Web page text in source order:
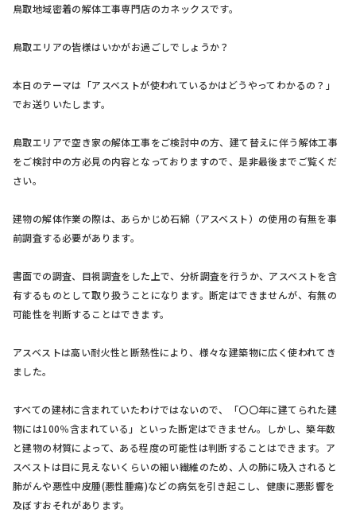
鳥取地域密着の解体工事専門店のカネックスです。
鳥取エリアの皆様はいかがお過ごしでしょうか？
本日のテーマは「アスベストが使われているかはどうやってわかるの？」
でお送りいたします。
鳥取エリアで空き家の解体工事をご検討中の方、建て替えに伴う解体工事
をご検討中の方必見の内容となっておりますので、是非最後までご覧くだ
さい。
建物の解体作業の際は、あらかじめ石綿（アスベスト）の使用の有無を事
前調査する必要があります。
書面での調査、目視調査をした上で、分析調査を行うか、アスベストを含
有するものとして取り扱うことになります。断定はできませんが、有無の
可能性を判断することはできます。
アスベストは高い耐火性と断熱性により、様々な建築物に広く使われてき
ました。
すべての建材に含まれていたわけではないので、「〇〇年に建てられた建
物には100％含まれている」といった断定はできません。しかし、築年数
と建物の材質によって、ある程度の可能性は判断することはできます。ア
スベストは目に見えないくらいの細い繊維のため、人の肺に吸入されると
肺がんや悪性中皮腫(悪性腫瘍)などの病気を引き起こし、健康に悪影響を
及ぼすおそれがあります。